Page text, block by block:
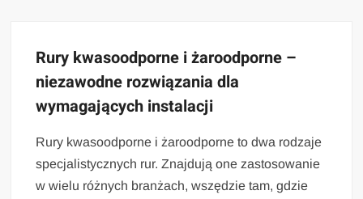
Rury kwasoodporne i żaroodporne –
niezawodne rozwiązania dla
wymagających instalacji
Rury kwasoodporne i żaroodporne to dwa rodzaje
specjalistycznych rur. Znajdują one zastosowanie
w wielu różnych branżach, wszędzie tam, gdzie